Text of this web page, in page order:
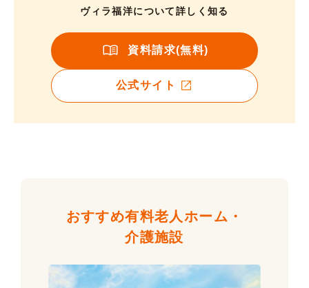
ヴィラ福洋について詳しく知る
資料請求(無料)
公式サイト
おすすめ有料老人ホーム・
介護施設